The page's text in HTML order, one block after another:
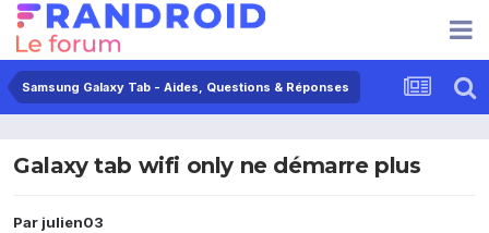
Samsung Galaxy Tab - Aides, Questions & Réponses
Galaxy tab wifi only ne démarre plus
Par julien03